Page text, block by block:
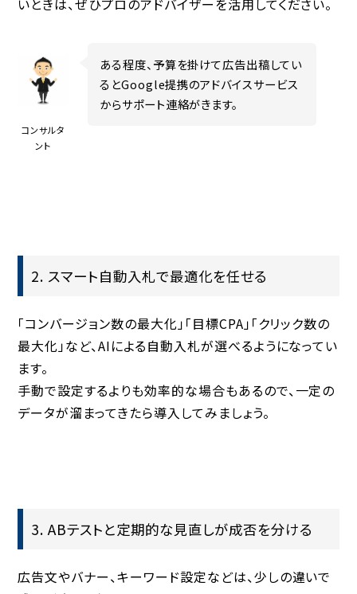
コンサルタ
ント
ある程度、予算を掛けて広告出稿してい
るとGoogle提携のアドバイスサービス
からサポート連絡がきます。
2. スマート自動入札で最適化を任せる
「コンバージョン数の最大化」「目標CPA」「クリック数の
最大化」など、AIによる自動入札が選べるようになってい
ます。
手動で設定するよりも効率的な場合もあるので、一定の
データが溜まってきたら導入してみましょう。
3. ABテストと定期的な見直しが成否を分ける
広告文やバナー、キーワード設定などは、少しの違いで